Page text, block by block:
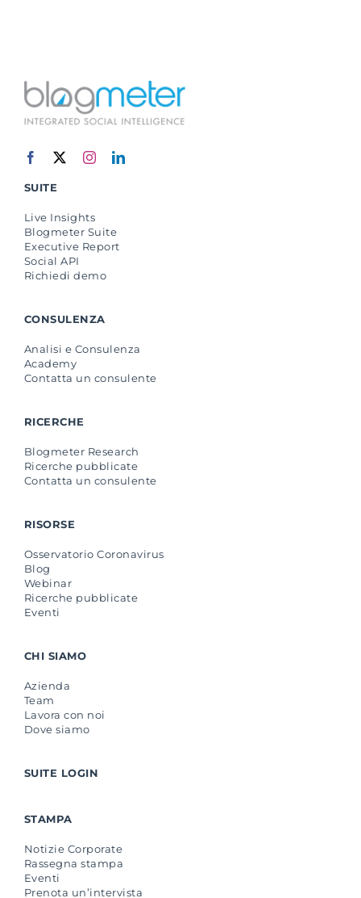
SUITE
Live Insights
Blogmeter Suite
Executive Report
Social API
Richiedi demo
CONSULENZA
Analisi e Consulenza
Academy
Contatta un consulente
RICERCHE
Blogmeter Research
Ricerche pubblicate
Contatta un consulente
RISORSE
Osservatorio Coronavirus
Blog
Webinar
Ricerche pubblicate
Eventi
CHI SIAMO
Azienda
Team
Lavora con noi
Dove siamo
SUITE LOGIN
STAMPA
Notizie Corporate
Rassegna stampa
Eventi
Prenota un’intervista